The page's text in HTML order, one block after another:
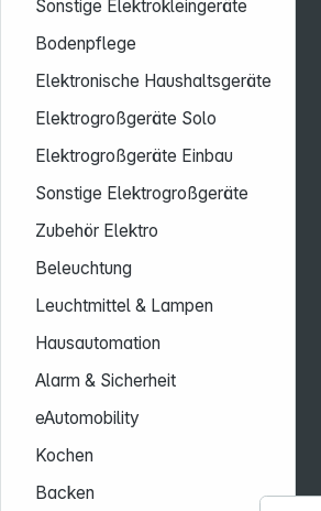
Sonstige Elektrokleingeräte
Bodenpflege
Elektronische Haushaltsgeräte
Elektrogroßgeräte Solo
Elektrogroßgeräte Einbau
Sonstige Elektrogroßgeräte
Zubehör Elektro
Beleuchtung
Leuchtmittel & Lampen
Hausautomation
Alarm & Sicherheit
eAutomobility
Kochen
Backen